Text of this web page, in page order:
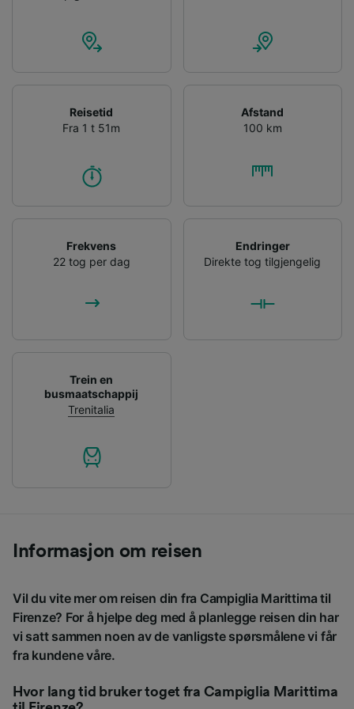
Reisetid
Fra 1 t 51m
Afstand
100 km
Frekvens
22 tog per dag
Endringer
Direkte tog tilgjengelig
Trein en
busmaatschappij
Trenitalia
Informasjon om reisen
Vil du vite mer om reisen din fra Campiglia Marittima til
Firenze? For å hjelpe deg med å planlegge reisen din har
vi satt sammen noen av de vanligste spørsmålene vi får
fra kundene våre.
Hvor lang tid bruker toget fra Campiglia Marittima